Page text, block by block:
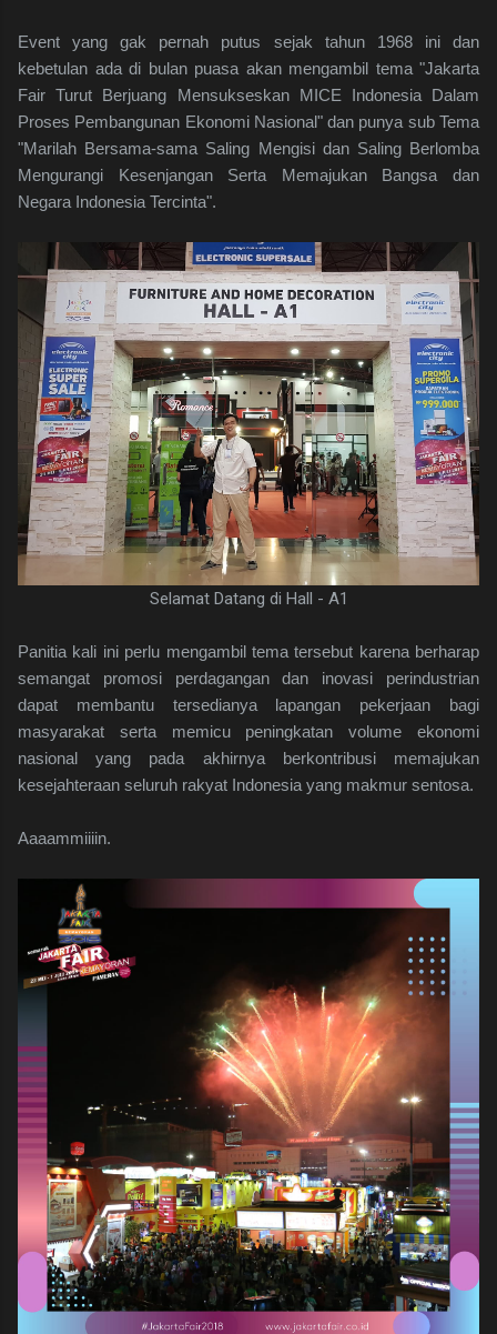
Event yang gak pernah putus sejak tahun 1968 ini dan
kebetulan ada di bulan puasa akan mengambil tema "Jakarta
Fair Turut Berjuang Mensukseskan MICE Indonesia Dalam
Proses Pembangunan Ekonomi Nasional" dan punya sub Tema
"Marilah Bersama-sama Saling Mengisi dan Saling Berlomba
Mengurangi Kesenjangan Serta Memajukan Bangsa dan
Negara Indonesia Tercinta".
Selamat Datang di Hall - A1
Panitia kali ini perlu mengambil tema tersebut karena berharap
semangat promosi perdagangan dan inovasi perindustrian
dapat membantu tersedianya lapangan pekerjaan bagi
masyarakat serta memicu peningkatan volume ekonomi
nasional yang pada akhirnya berkontribusi memajukan
kesejahteraan seluruh rakyat Indonesia yang makmur sentosa.
Aaaammiiiin.